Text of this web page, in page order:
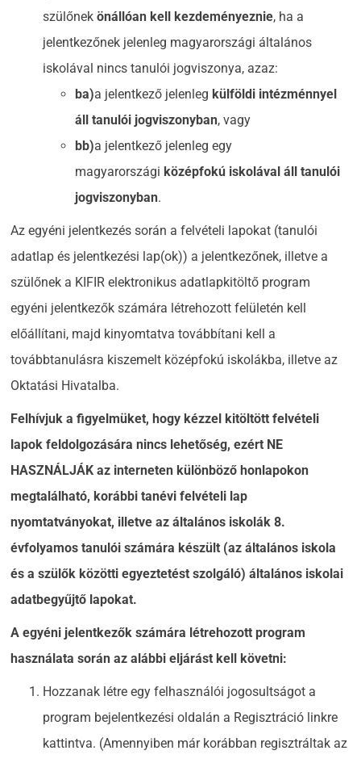
szülőnekönállóan kell kezdeményeznie, ha a
jelentkezőnek jelenleg magyarországi általános
iskolával nincs tanulói jogviszonya, azaz:
ba)a jelentkező jelenleg külföldi intézménnyel
áll tanulói jogviszonyban, vagy
bb)a jelentkező jelenleg egy
magyarországi középfokú iskolával áll tanulói
jogviszonyban.
Az egyéni jelentkezés során a felvételi lapokat (tanulói
adatlap és jelentkezési lap(ok)) a jelentkezőnek, illetve a
szülőnek a KIFIR elektronikus adatlapkitöltő program
egyéni jelentkezők számára létrehozott felületén kell
előállítani, majd kinyomtatva továbbítani kell a
továbbtanulásra kiszemelt középfokú iskolákba, illetve az
Oktatási Hivatalba.
Felhívjuk a figyelmüket, hogy kézzel kitöltött felvételi
lapok feldolgozására nincs lehetőség, ezért NE
HASZNÁLJÁK az interneten különböző honlapokon
megtalálható, korábbi tanévi felvételi lap
nyomtatványokat, illetve az általános iskolák 8.
évfolyamos tanulói számára készült (az általános iskola
és a szülők közötti egyeztetést szolgáló) általános iskolai
adatbegyűjtő lapokat.
A egyéni jelentkezők számára létrehozott program
használata során az alábbi eljárást kell követni:
Hozzanak létre egy felhasználói jogosultságot a
program bejelentkezési oldalán a Regisztráció linkre
kattintva. (Amennyiben már korábban regisztráltak az